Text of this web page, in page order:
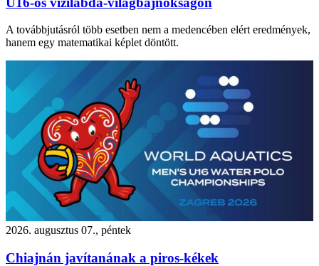
A továbbjutásról több esetben nem a medencében elért eredmények,
hanem egy matematikai képlet döntött.
2026. augusztus 07., péntek
Chiajnán javítanának a piros-kékek